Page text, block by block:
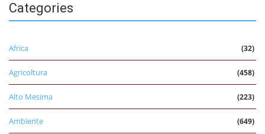
Categories
Africa (32)
Agricoltura (458)
Alto Mesima (223)
Ambiente (649)